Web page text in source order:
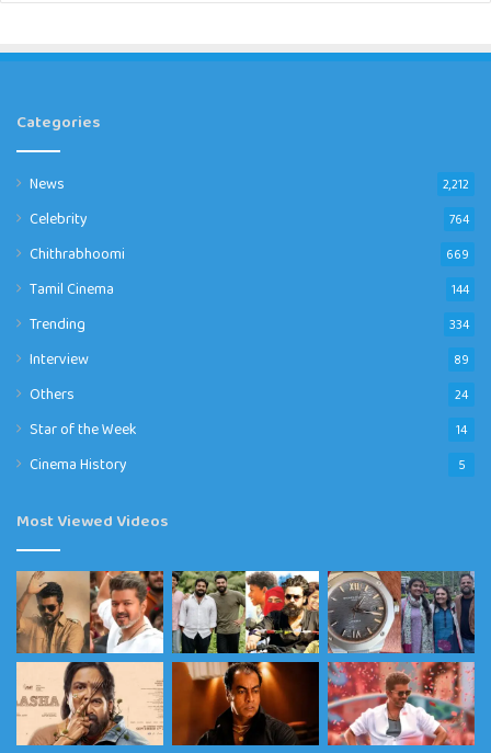
Categories
News 2,212
Celebrity 764
Chithrabhoomi 669
Tamil Cinema 144
Trending 334
Interview 89
Others 24
Star of the Week 14
Cinema History 5
Most Viewed Videos